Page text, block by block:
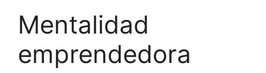
Mentalidad
emprendedora